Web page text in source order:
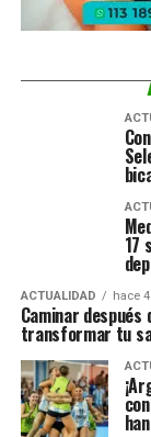
17
ACTUALIDAD hace
Caminar
transformar tu